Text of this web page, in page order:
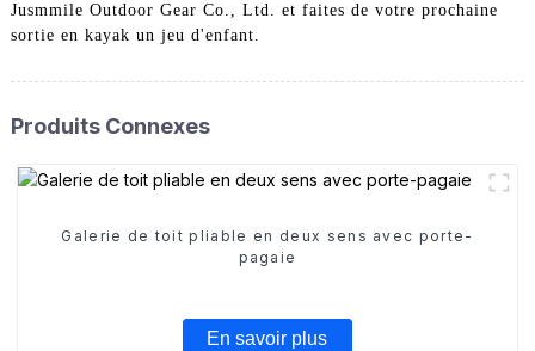
Jusmmile Outdoor Gear Co., Ltd. et faites de votre prochaine
sortie en kayak un jeu d'enfant.
Produits Connexes
Galerie de toit pliable en deux sens avec porte-
pagaie
En savoir plus